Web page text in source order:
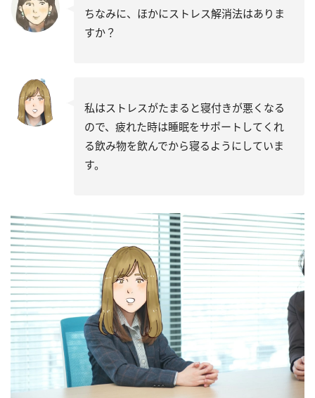
ちなみに、ほかにストレス解消法はありま
すか？
私はストレスがたまると寝付きが悪くなる
ので、疲れた時は睡眠をサポートしてくれ
る飲み物を飲んでから寝るようにしていま
す。